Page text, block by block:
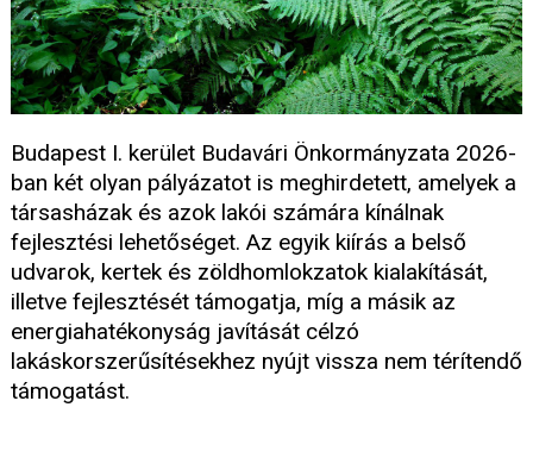
Budapest I. kerület Budavári Önkormányzata 2026-
ban két olyan pályázatot is meghirdetett, amelyek a
társasházak és azok lakói számára kínálnak
fejlesztési lehetőséget. Az egyik kiírás a belső
udvarok, kertek és zöldhomlokzatok kialakítását,
illetve fejlesztését támogatja, míg a másik az
energiahatékonyság javítását célzó
lakáskorszerűsítésekhez nyújt vissza nem térítendő
támogatást.